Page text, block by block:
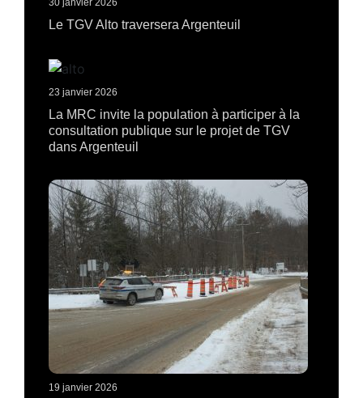
30 janvier 2026
Le TGV Alto traversera Argenteuil
23 janvier 2026
La MRC invite la population à participer à la
consultation publique sur le projet de TGV
dans Argenteuil
19 janvier 2026